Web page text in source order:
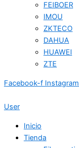
FEIBOER
IMOU
ZKTECO
DAHUA
HUAWEI
ZTE
Facebook-f Instagram
User
Inicio
Tienda